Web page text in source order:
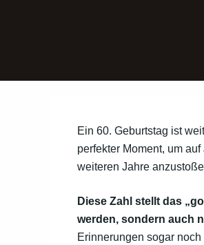
Ein 60. Geburtstag ist
perfekter Moment, um
weiteren Jahre
Diese Zahl stellt das
werden, sondern auch
Erinnerungen sogar